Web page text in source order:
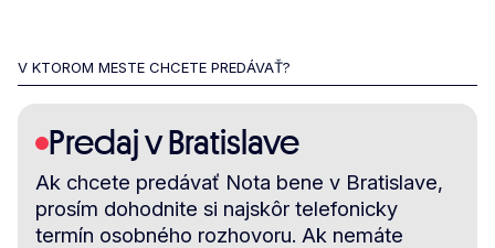
V KTOROM MESTE CHCETE PREDÁVAŤ?
Predaj v Bratislave
Ak chcete predávať Nota bene v Bratislave,
prosím dohodnite si najskôr telefonicky
termín osobného rozhovoru. Ak nemáte